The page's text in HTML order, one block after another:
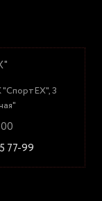
"СпортЕХ", 3
77-99